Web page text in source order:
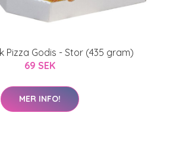
Pizza Godis - Stor (435 gram)
69 SEK
MER INFO!